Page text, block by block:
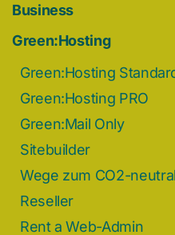
Business
Green:Hosting
Green:Hosting
Green:Hosting PRO
Green:Mail Only
Sitebuilder
Wege zum CO2-
Reseller
Rent a Web-Admin